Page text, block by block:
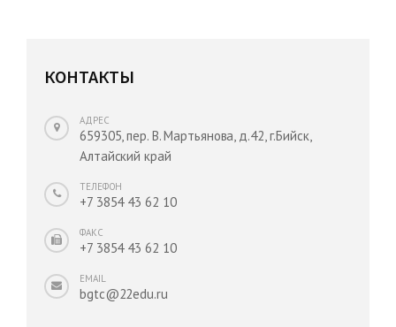
КОНТАКТЫ
АДРЕС
659305, пер. В. Мартьянова, д.42, г.Бийск,
Алтайский край
ТЕЛЕФОН
+7 3854 43 62 10
ФАКС
+7 3854 43 62 10
EMAIL
bgtc@22edu.ru